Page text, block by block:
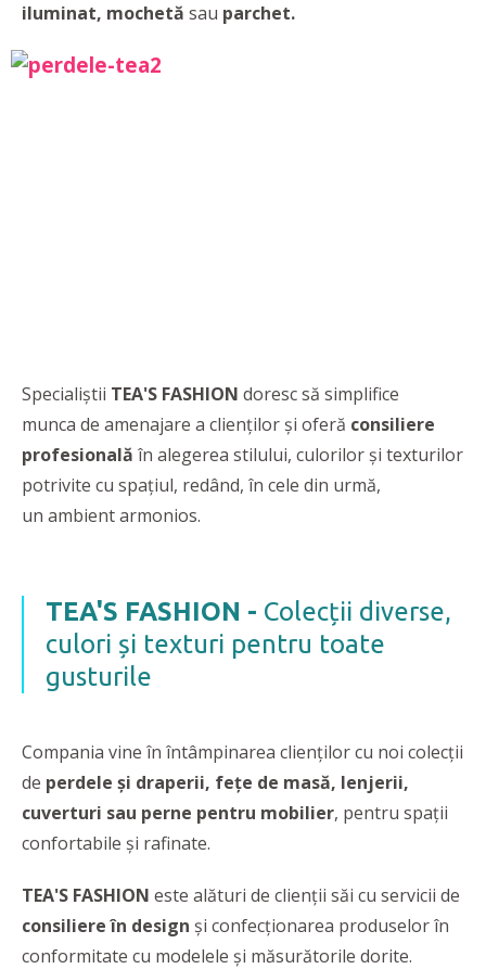
iluminat, mochetă sau parchet.
Specialiștii TEA'S FASHION doresc să simplifice
munca de amenajare a clienților și oferă consiliere
profesională în alegerea stilului, culorilor și texturilor
potrivite cu spațiul, redând, în cele din urmă,
un ambient armonios.
TEA'S FASHION - Colecții diverse,
culori și texturi pentru toate
gusturile
Compania vine în întâmpinarea clienților cu noi colecții
de perdele și draperii, fețe de masă, lenjerii,
cuverturi sau perne pentru mobilier, pentru spații
confortabile și rafinate.
TEA'S FASHION este alături de clienții săi cu servicii de
consiliere în design și confecționarea produselor în
conformitate cu modelele și măsurătorile dorite.